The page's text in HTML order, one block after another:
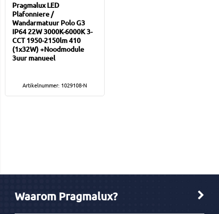
Pragmalux LED
Plafonniere /
Wandarmatuur Polo G3
IP64 22W 3000K-6000K 3-
CCT 1950-2150lm 410
(1x32W) +Noodmodule
3uur manueel
Artikelnummer: 1029108-N
Waarom Pragmalux?